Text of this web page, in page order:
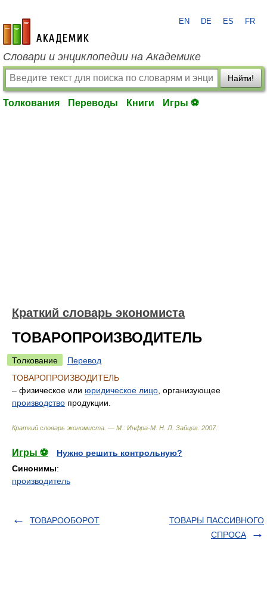
academic.ru
EN DE ES FR
Словари и энциклопедии на Академике
Найти!
Толкования Переводы Книги Игры ⚽
Краткий словарь экономиста
ТОВАРОПРОИЗВОДИТЕЛЬ
Толкование
Перевод
ТОВАРОПРОИЗВОДИТЕЛЬ
– физическое или юридическое лицо , организующее
производство продукции.
Краткий словарь экономиста. — М.: Инфра-М Н. Л. Зайцев 2007.
Игры ⚽
Нужно решить контрольную?
Синонимы:
производитель
ТОВАРООБОРОТ
ТОВАРЫ ПАССИВНОГО
СПРОСА